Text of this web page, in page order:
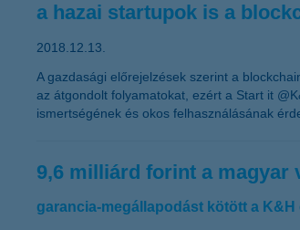
a hazai startupok is a
2018.12.13.
A gazdasági előrejelzések szerint a
az átgondolt folyamatokat, ezért a Start it
ismertségének és okos felhasználásának
9,6 milliárd forint a magyar
garancia-megállapodást kötött a